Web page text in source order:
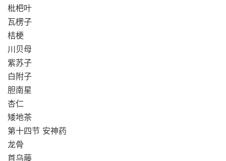
枇杷叶
瓦楞子
桔梗
川贝母
紫苏子
白附子
胆南星
杏仁
矮地茶
第十四节 安神药
龙骨
首乌藤